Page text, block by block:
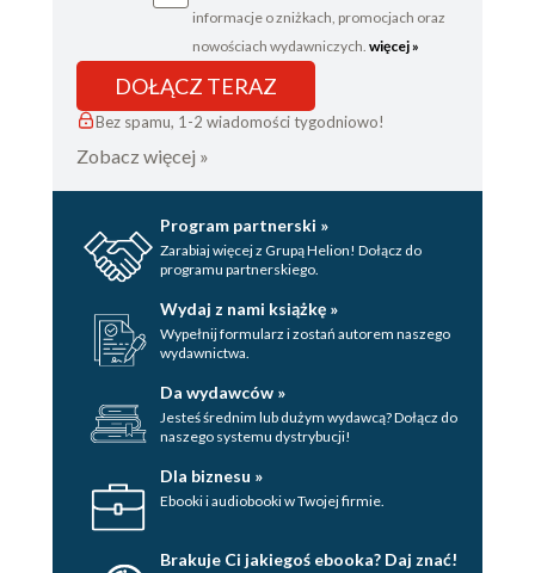
informacje o zniżkach, promocjach oraz
nowościach wydawniczych. więcej »
DOŁĄCZ TERAZ
Bez spamu, 1-2 wiadomości tygodniowo!
Zobacz więcej »
Program partnerski »
Zarabiaj więcej z Grupą Helion! Dołącz do
programu partnerskiego.
Wydaj z nami książkę »
Wypełnij formularz i zostań autorem naszego
wydawnictwa.
Da wydawców »
Jesteś średnim lub dużym wydawcą? Dołącz do
naszego systemu dystrybucji!
Dla biznesu »
Ebooki i audiobooki w Twojej firmie.
Brakuje Ci jakiegoś ebooka? Daj znać!